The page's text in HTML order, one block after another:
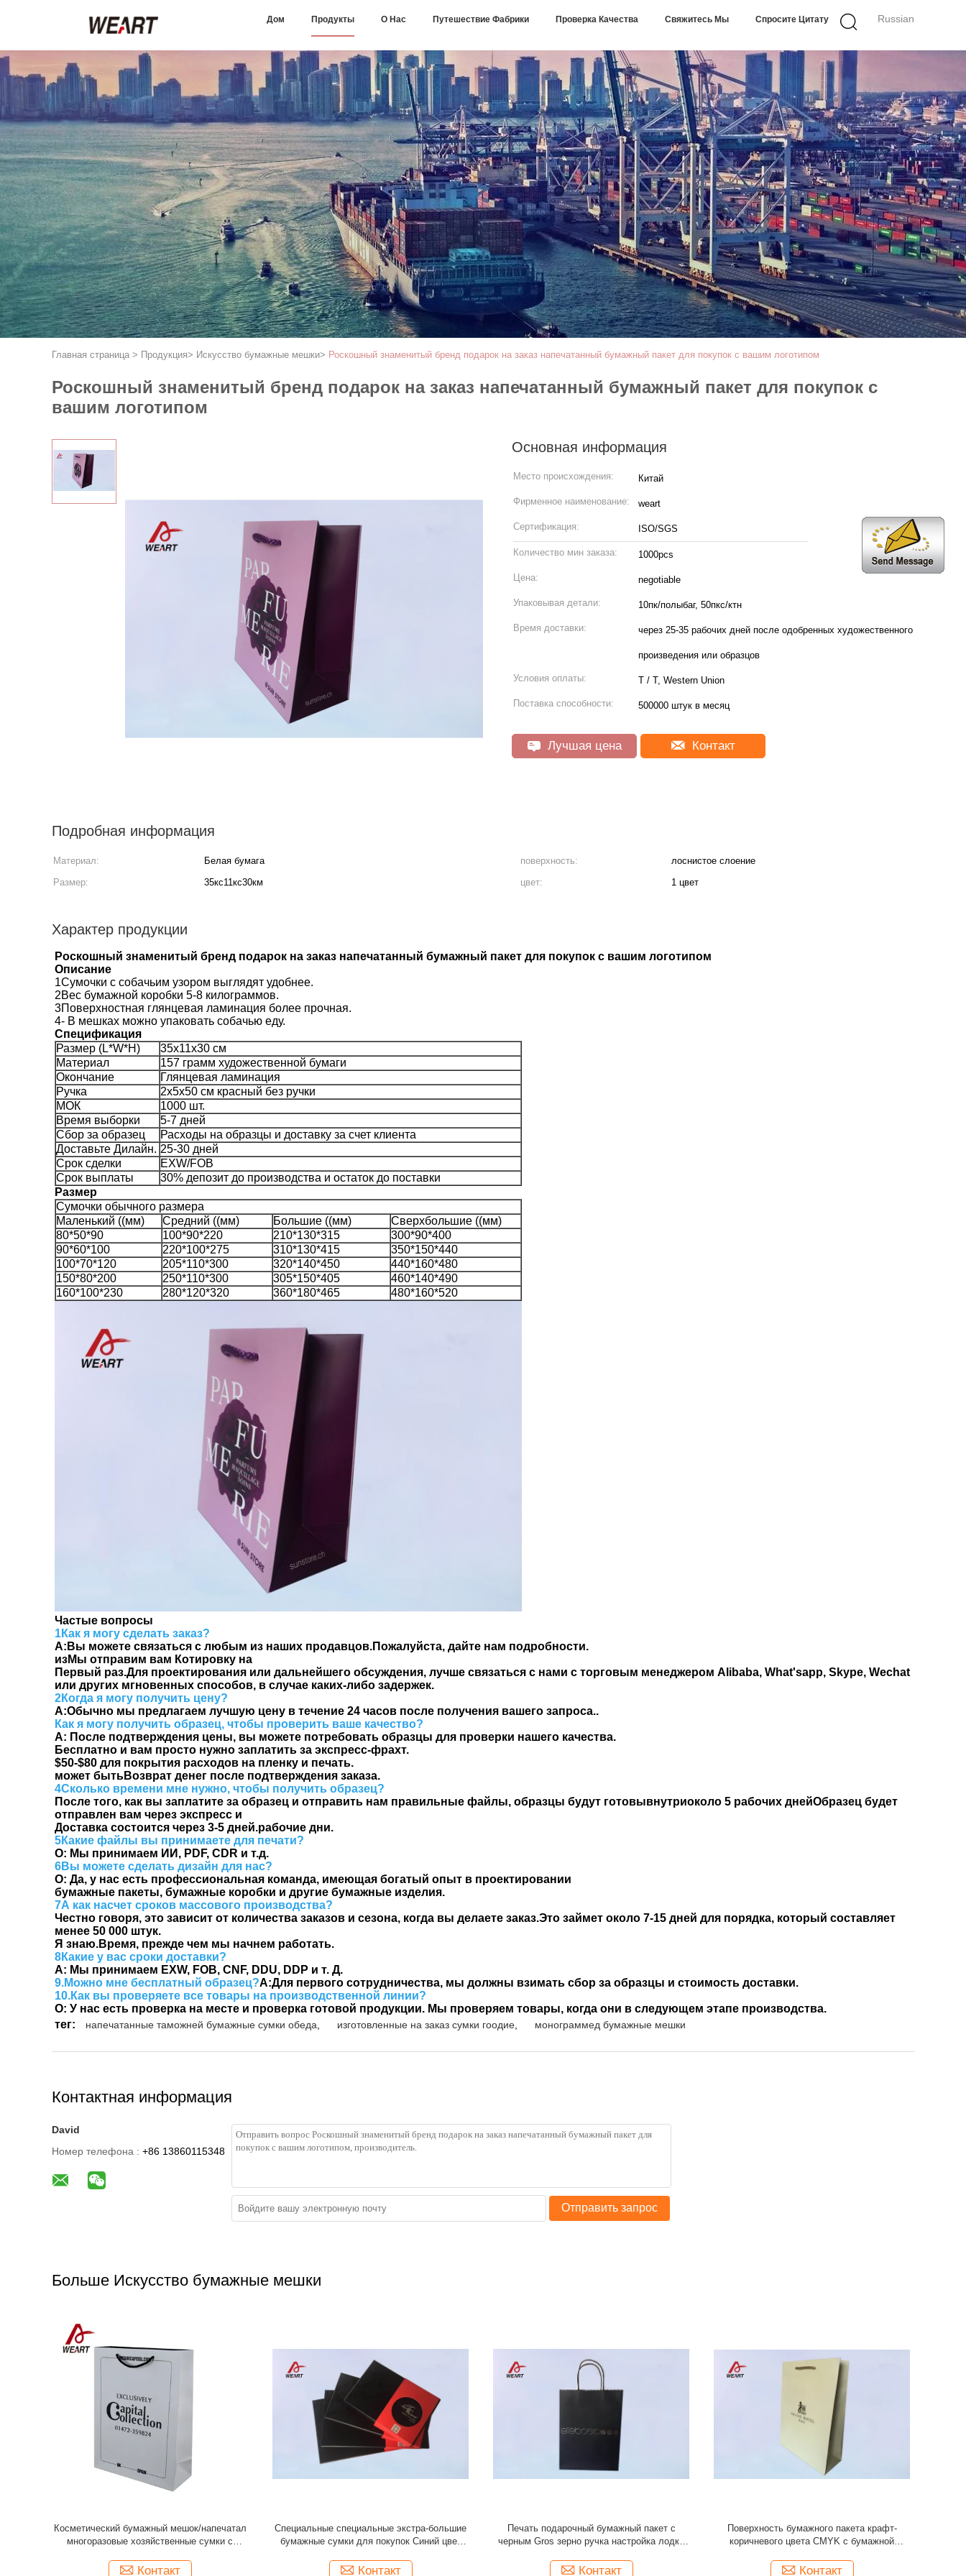
Russian
Дом Продукты О Нас Путешествие Фабрики Проверка Качества Свяжитесь Мы Спросите Цитату
Главная страница > Продукция> Искусство бумажные мешки> Роскошный знаменитый бренд подарок на заказ напечатанный бумажный пакет для покупок с вашим логотипом
Роскошный знаменитый бренд подарок на заказ напечатанный бумажный пакет для покупок с
вашим логотипом
Основная информация
Место происхождения: Китай
Фирменное наименование: weart
Сертификация: ISO/SGS
Количество мин заказа: 1000pcs
Цена: negotiable
Упаковывая детали: 10пк/полыбаг, 50пкс/ктн
Время доставки: через 25-35 рабочих дней после одобренных художественного
произведения или образцов
Условия оплаты: T / T, Western Union
Поставка способности: 500000 штук в месяц
Лучшая цена Контакт
Подробная информация
Материал: Белая бумага поверхность:
лоснистое слоение
Размер:
35кс11кс30км цвет: 1 цвет
Характер продукции
Роскошный знаменитый бренд подарок на заказ напечатанный бумажный пакет для покупок с вашим логотипом
Описание
1Сумочки с собачьим узором выглядят удобнее.
2Вес бумажной коробки 5-8 килограммов.
3Поверхностная глянцевая ламинация более прочная.
4- В мешках можно упаковать собачью еду.
Спецификация
Размер (L*W*H)
35х11х30 см
Материал
157 грамм художественной бумаги
Окончание
Глянцевая ламинация
Ручка
2х5х50 см красный без ручки
МОК
1000 шт.
Время выборки
5-7 дней
Сбор за образец
Расходы на образцы и доставку за счет клиента
Доставьте Дилайн. 25-30 дней
Срок сделки
EXW/FOB
Срок выплаты
30% депозит до производства и остаток до поставки
Размер
Сумочки обычного размера
Маленький ((мм)
Средний ((мм) Большие ((мм)
Сверхбольшие ((мм)
80*50*90
100*90*220 210*130*315
300*90*400
90*60*100
220*100*275 310*130*415
350*150*440
100*70*120
205*110*300 320*140*450
440*160*480
150*80*200
250*110*300 305*150*405
460*140*490
160*100*230
280*120*320 360*180*465 480*160*520
Частые вопросы
1Как я могу сделать заказ?
А: Вы можете связаться с любым из наших продавцов.Пожалуйста, дайте нам подробности.
изМы отправим вам Котировку на
Первый раз.Для проектирования или дальнейшего обсуждения, лучше связаться с нами с торговым менеджером Alibaba, What'sapp, Skype, Wechat
или других мгновенных способов, в случае каких-либо задержек.
2Когда я могу получить цену?
А:Обычно мы предлагаем лучшую цену в течение 24 часов после получения вашего запроса..
Как я могу получить образец, чтобы проверить ваше качество?
A: После подтверждения цены, вы можете потребовать образцы для проверки нашего качества.
Бесплатно и вам просто нужно заплатить за экспресс-фрахт.
$50-$80 для покрытия расходов на пленку и печать.
может бытьВозврат денег после подтверждения заказа.
4Сколько времени мне нужно, чтобы получить образец?
После того, как вы заплатите за образец и отправить нам правильные файлы, образцы будут готовывнутриоколо 5 рабочих днейОбразец будет
отправлен вам через экспресс и
Доставка состоится через 3-5 дней.рабочие дни.
5Какие файлы вы принимаете для печати?
О: Мы принимаем ИИ, PDF, CDR и т.д.
6Вы можете сделать дизайн для нас?
О: Да, у нас есть профессиональная команда, имеющая богатый опыт в проектировании
бумажные пакеты, бумажные коробки и другие бумажные изделия.
7А как насчет сроков массового производства?
Честно говоря, это зависит от количества заказов и сезона, когда вы делаете заказ.Это займет около 7-15 дней для порядка, который составляет
менее 50 000 штук.
Я знаю.Время, прежде чем мы начнем работать.
8Какие у вас сроки доставки?
A: Мы принимаем EXW, FOB, CNF, DDU, DDP и т. Д.
9.Можно мне бесплатный образец?А:Для первого сотрудничества, мы должны взимать сбор за образцы и стоимость доставки.
10.Как вы проверяете все товары на производственной линии?
О: У нас есть проверка на месте и проверка готовой продукции. Мы проверяем товары, когда они в следующем этапе производства.
тег:
напечатанные таможней бумажные сумки обеда изготовленные на заказ сумки гоодие монограммед бумажные мешки
Контактная информация
David
Номер телефона : +86 13860115348
Отправить запрос
Больше Искусство бумажные мешки
По заказ печатание бумажных пакетов из
искусства Econamy Белые подарки с
Контакт
Роскошный знаменитый бренд подарок на
заказ напечатанный бумажный пакет для
Контакт
Напечатанный на заказ роскошный белый
картонный подарочный пакет магнитно-
Контакт
Хозяйственные сумки бумаги бренда
роскоши известные/изготовленные на заказ
Контакт